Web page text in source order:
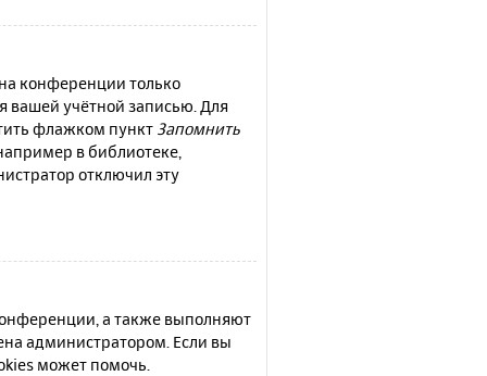
конференции только
вашей учётной записью. Для
флажком пункт Запомнить
в библиотеке,
отключил эту
а также выполняют
администратором. Если вы
может помочь.